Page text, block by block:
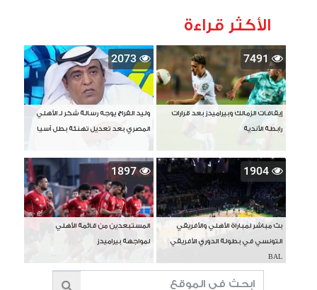
الأكثر قراءة
7491
إيقافات الزمالك وبيراميدز بعد قرارات
رابطة الأندية
2073
وليد الفراج يوجه رسالة شكر لـ الأهلي
المصري بعد تعديل تهنئة بطل آسيا
1904
بث مباشر لمباراة الأهلي والأفريقي
التونسي في بطولة الدوري الأفريقي
BAL
1897
المستبعدين من قائمة الأهلي
لمواجهة بيراميدز